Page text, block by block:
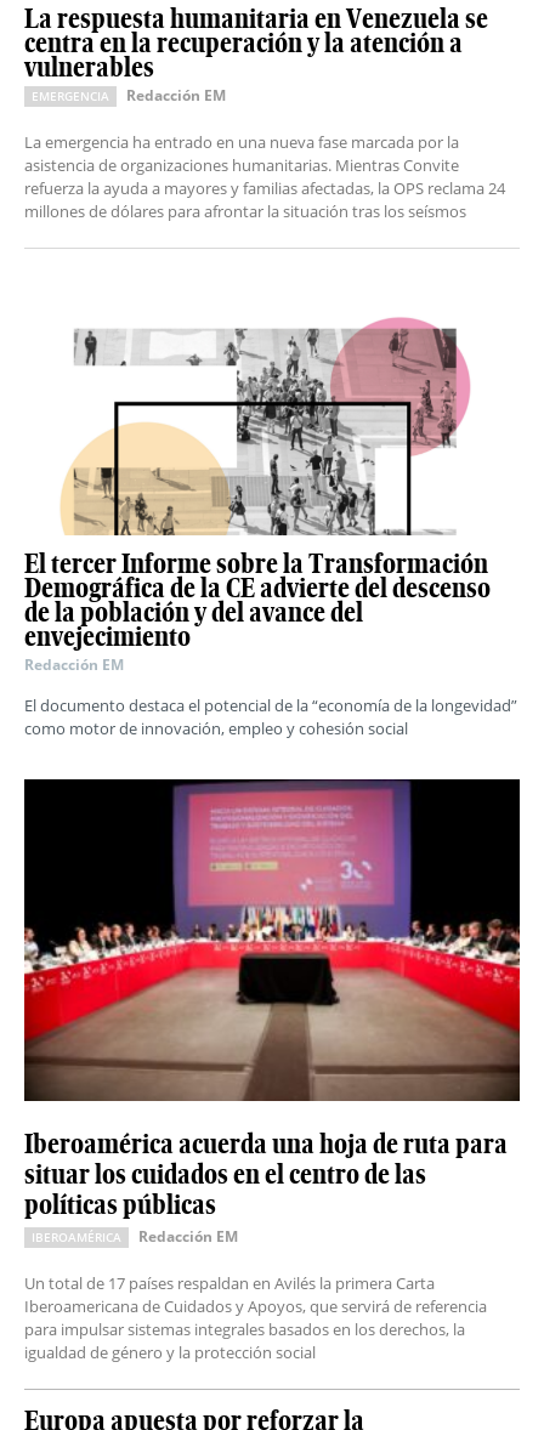
La respuesta humanitaria en Venezuela se
centra en la recuperación y la atención a
vulnerables
EMERGENCIA Redacción EM
La emergencia ha entrado en una nueva fase marcada por la
asistencia de organizaciones humanitarias. Mientras Convite
refuerza la ayuda a mayores y familias afectadas, la OPS reclama 24
millones de dólares para afrontar la situación tras los seísmos
El tercer Informe sobre la Transformación
Demográfica de la CE advierte del descenso
de la población y del avance del
envejecimiento
Redacción EM
El documento destaca el potencial de la “economía de la longevidad”
como motor de innovación, empleo y cohesión social
Iberoamérica acuerda una hoja de ruta para
situar los cuidados en el centro de las
políticas públicas
IBEROAMÉRICA Redacción EM
Un total de 17 países respaldan en Avilés la primera Carta
Iberoamericana de Cuidados y Apoyos, que servirá de referencia
para impulsar sistemas integrales basados en los derechos, la
igualdad de género y la protección social
Europa apuesta por reforzar la